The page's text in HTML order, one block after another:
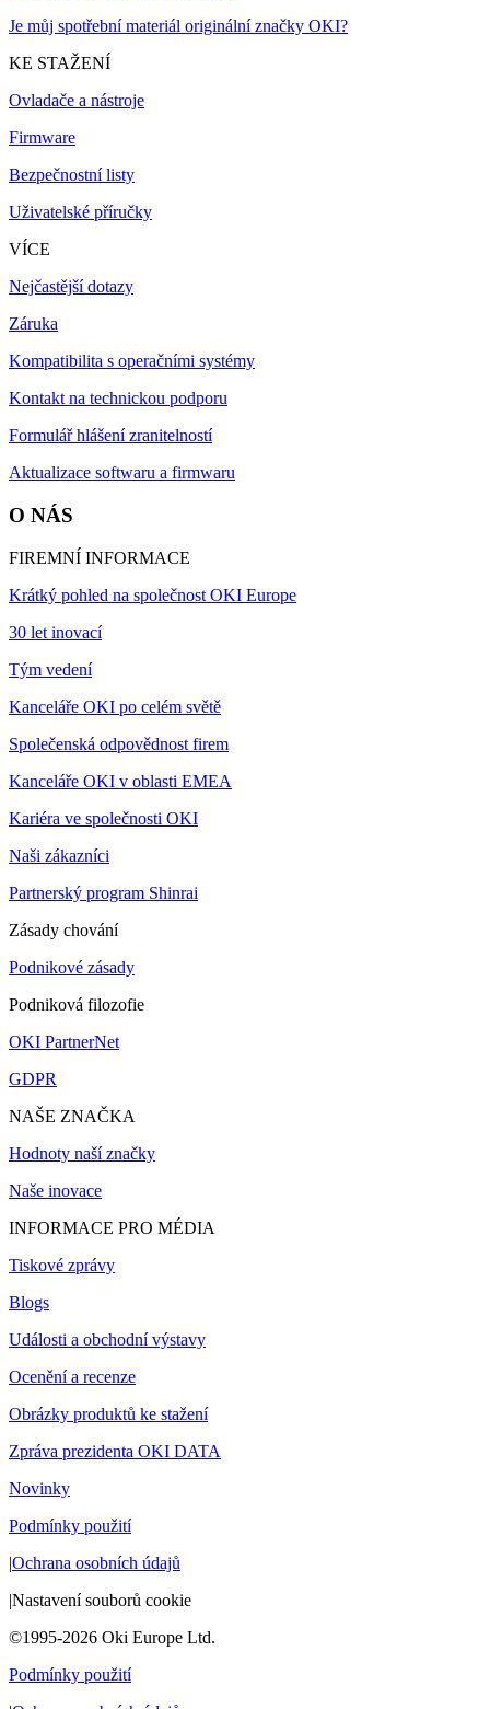
Je můj spotřební materiál originální značky OKI?
KE STAŽENÍ
Ovladače a nástroje
Firmware
Bezpečnostní listy
Uživatelské příručky
VÍCE
Nejčastější dotazy
Záruka
Kompatibilita s operačními systémy
Kontakt na technickou podporu
Formulář hlášení zranitelností
Aktualizace softwaru a firmwaru
O NÁS
FIREMNÍ INFORMACE
Krátký pohled na společnost OKI Europe
30 let inovací
Tým vedení
Kanceláře OKI po celém světě
Společenská odpovědnost firem
Kanceláře OKI v oblasti EMEA
Kariéra ve společnosti OKI
Naši zákazníci
Partnerský program Shinrai
Zásady chování
Podnikové zásady
Podniková filozofie
OKI PartnerNet
GDPR
NAŠE ZNAČKA
Hodnoty naší značky
Naše inovace
INFORMACE PRO MÉDIA
Tiskové zprávy
Blogs
Události a obchodní výstavy
Ocenění a recenze
Obrázky produktů ke stažení
Zpráva prezidenta OKI DATA
Novinky
Podmínky použití
|Ochrana osobních údajů
|Nastavení souborů cookie
©1995-2026 Oki Europe Ltd.
Podmínky použití